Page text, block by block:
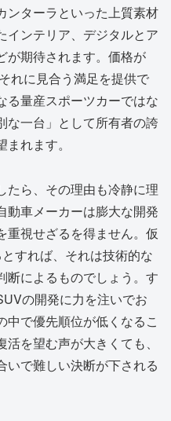
ンターラといった上質素材
インテリア、デジタルとア
が期待されます。価格が
れに見合う満足を提供で
る量産スポーツカーではな
な一台」として所有者の誇
れます。
たら、その理由も冷静に理
動車メーカーは膨大な開発
重視せざるを得ません。仮
すれば、それは技術的な
断によるものでしょう。す
の開発に力を注いでお
中で優先順位が低くなるこ
を望む声が大きくても、
いで難しい決断が下される